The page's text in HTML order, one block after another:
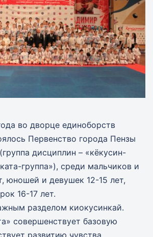
во дворце единоборств
Первенство города Пензы
дисциплин – «кёкусин-
группа»), среди мальчиков и
юношей и девушек 12-15 лет,
16-17 лет.
разделом киокусинкай.
совершенствует базовую
развитию чувства